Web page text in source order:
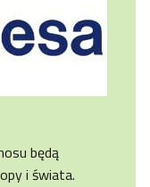
będą
i świata.